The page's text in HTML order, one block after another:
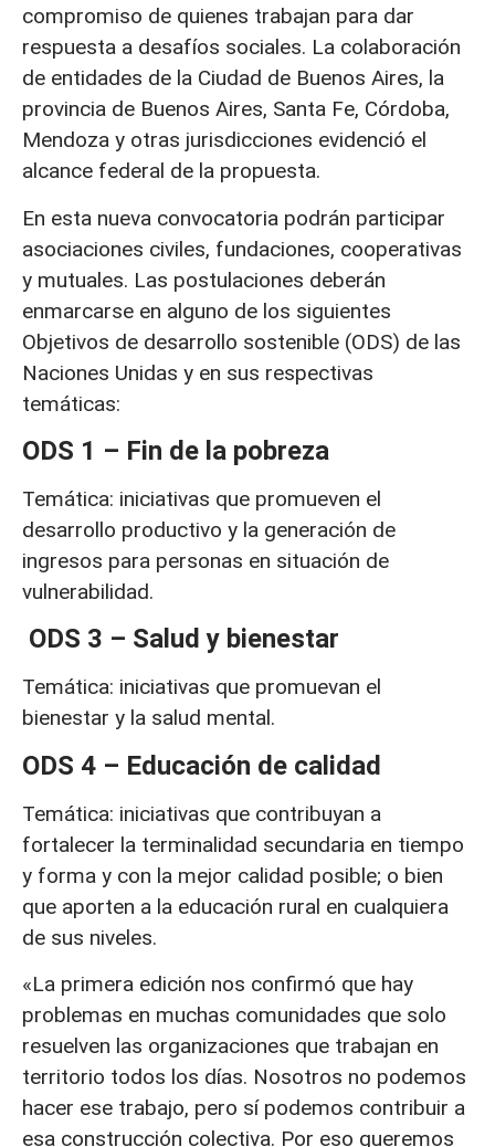
compromiso de quienes trabajan para dar
respuesta a desafíos sociales. La colaboración
de entidades de la Ciudad de Buenos Aires, la
provincia de Buenos Aires, Santa Fe, Córdoba,
Mendoza y otras jurisdicciones evidenció el
alcance federal de la propuesta.
En esta nueva convocatoria podrán participar
asociaciones civiles, fundaciones, cooperativas
y mutuales. Las postulaciones deberán
enmarcarse en alguno de los siguientes
Objetivos de desarrollo sostenible (ODS) de las
Naciones Unidas y en sus respectivas
temáticas:
ODS 1 – Fin de la pobreza
Temática: iniciativas que promueven el
desarrollo productivo y la generación de
ingresos para personas en situación de
vulnerabilidad.
ODS 3 – Salud y bienestar
Temática: iniciativas que promuevan el
bienestar y la salud mental.
ODS 4 – Educación de calidad
Temática: iniciativas que contribuyan a
fortalecer la terminalidad secundaria en tiempo
y forma y con la mejor calidad posible; o bien
que aporten a la educación rural en cualquiera
de sus niveles.
«La primera edición nos confirmó que hay
problemas en muchas comunidades que solo
resuelven las organizaciones que trabajan en
territorio todos los días. Nosotros no podemos
hacer ese trabajo, pero sí podemos contribuir a
esa construcción colectiva. Por eso queremos